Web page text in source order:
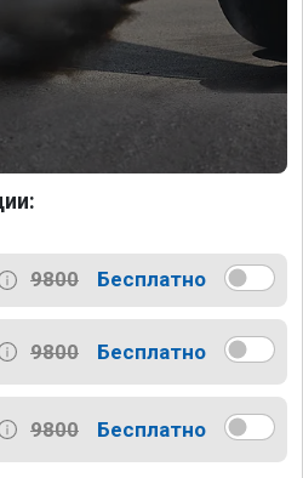
9800 Бесплатно
9800 Бесплатно
9800 Бесплатно